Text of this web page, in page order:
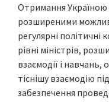
Отримання Україною
розширеними
регулярні політичні
рівні міністрів,
взаємодії і
тіснішу взаємодію
забезпечення